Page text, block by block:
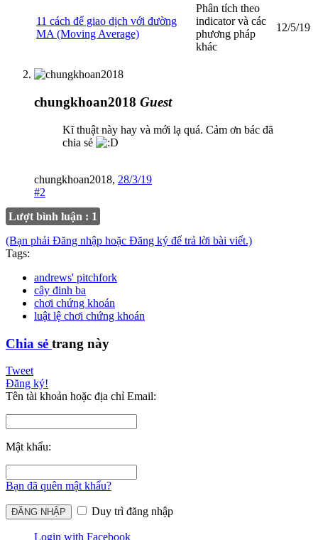
11 cách để giao dịch với đường
MA (Moving Average)
Phân tích theo
indicator và các
phương pháp
khác
12/5/19
chungkhoan2018 Guest
Kĩ thuật này hay và mới lạ quá. Cảm ơn bác đã
chia sẻ
chungkhoan2018, 28/3/19
#2
Lượt bình luận : 1
(Bạn phải Đăng nhập hoặc Đăng ký để trả lời bài viết.)
Tags:
andrews' pitchfork
cây đinh ba
chơi chứng khoán
luật lệ chơi chứng khoán
Chia sẻ trang này
Tweet
Đăng ký!
Tên tài khoản hoặc địa chỉ Email:
Mật khẩu:
Bạn đã quên mật khẩu?
Duy trì đăng nhập
Login with Facebook